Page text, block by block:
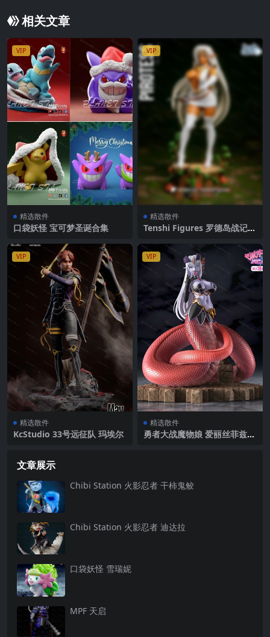
相关文章
VIP
精选散件
口袋妖怪 宝可梦圣诞合集
VIP
精选散件
Tenshi Figures 罗德岛战记
VIP
精选散件
KcStudio 33号远征队 玛埃尔
VIP
精选散件
勇者大战魔物娘 爱丽丝菲兹16
文章展示
Chibi Station 火影忍者 干柿鬼鲛
Chibi Station 火影忍者 迪达拉
口袋妖怪 雪瑞妮
MPF 天启